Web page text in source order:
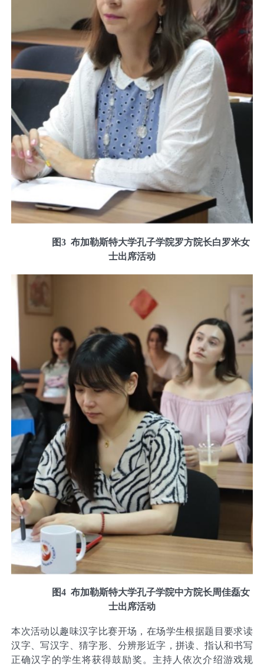
图3 布加勒斯特大学孔子学院罗方院长白罗米女
士出席活动
图4 布加勒斯特大学孔子学院中方院长周佳磊女
士出席活动
本次活动以趣味汉字比赛开场，在场学生根据题目要求读
汉字、写汉字、猜字形、分辨形近字，拼读、指认和书写
正确汉字的学生将获得鼓励奖。主持人依次介绍游戏规